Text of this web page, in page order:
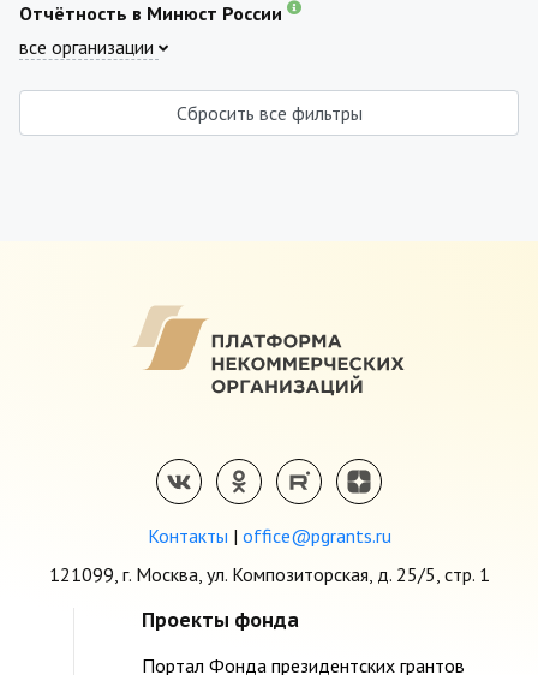
Отчётность в Минюст России
все организации
Сбросить все фильтры
Контакты | office@pgrants.ru
121099, г. Москва, ул. Композиторская, д. 25/5, стр. 1
Проекты фонда
Портал Фонда президентских грантов